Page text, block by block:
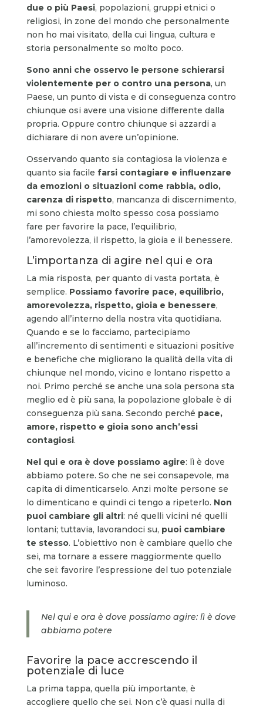
due o più Paesi, popolazioni, gruppi etnici o
religiosi, in zone del mondo che personalmente
non ho mai visitato, della cui lingua, cultura e
storia personalmente so molto poco.
Sono anni che osservo le persone schierarsi
violentemente per o contro una persona, un
Paese, un punto di vista e di conseguenza contro
chiunque osi avere una visione differente dalla
propria. Oppure contro chiunque si azzardi a
dichiarare di non avere un’opinione.
Osservando quanto sia contagiosa la violenza e
quanto sia facile farsi contagiare e influenzare
da emozioni o situazioni come rabbia, odio,
carenza di rispetto, mancanza di discernimento,
mi sono chiesta molto spesso cosa possiamo
fare per favorire la pace, l’equilibrio,
l’amorevolezza, il rispetto, la gioia e il benessere.
L’importanza di agire nel qui e ora
La mia risposta, per quanto di vasta portata, è
semplice. Possiamo favorire pace, equilibrio,
amorevolezza, rispetto, gioia e benessere,
agendo all’interno della nostra vita quotidiana.
Quando e se lo facciamo, partecipiamo
all’incremento di sentimenti e situazioni positive
e benefiche che migliorano la qualità della vita di
chiunque nel mondo, vicino e lontano rispetto a
noi. Primo perché se anche una sola persona sta
meglio ed è più sana, la popolazione globale è di
conseguenza più sana. Secondo perché pace,
amore, rispetto e gioia sono anch’essi
contagiosi.
Nel qui e ora è dove possiamo agire: lì è dove
abbiamo potere. So che ne sei consapevole, ma
capita di dimenticarselo. Anzi molte persone se
lo dimenticano e quindi ci tengo a ripeterlo. Non
puoi cambiare gli altri: né quelli vicini né quelli
lontani; tuttavia, lavorandoci su, puoi cambiare
te stesso. L’obiettivo non è cambiare quello che
sei, ma tornare a essere maggiormente quello
che sei: favorire l’espressione del tuo potenziale
luminoso.
Nel qui e ora è dove possiamo agire: lì è dove
abbiamo potere
Favorire la pace accrescendo il
potenziale di luce
La prima tappa, quella più importante, è
accogliere quello che sei. Non c’è quasi nulla di